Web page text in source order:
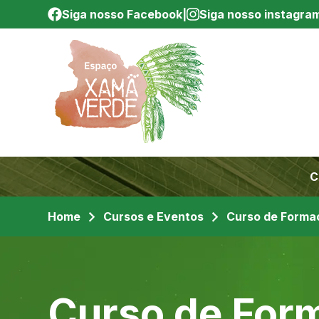
Siga nosso Facebook | Siga nosso
Home Cursos e Eventos Curso de